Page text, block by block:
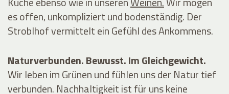
es offen, unkompliziert und bodenständig. Der
Stroblhof vermittelt ein Gefühl des Ankommens.
Naturverbunden. Bewusst. Im Gleichgewicht.
Wir leben im Grünen und fühlen uns der Natur tief
verbunden. Nachhaltigkeit ist für uns keine